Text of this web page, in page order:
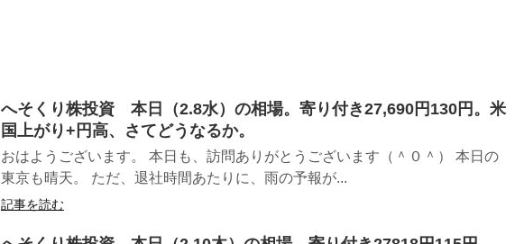
へそくり株投資 本日（2.8水）の相場。寄り付き27,690円130円。米
国上がり+円高、さてどうなるか。
おはようございます。 本日も、訪問ありがとうございます（＾０＾） 本日の
東京も晴天。 ただ、退社時間あたりに、雨の予報が...
記事を読む